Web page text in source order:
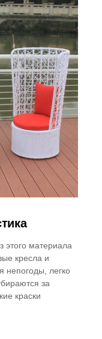
этого материала
кресла и
непогоды, легко
за
краски